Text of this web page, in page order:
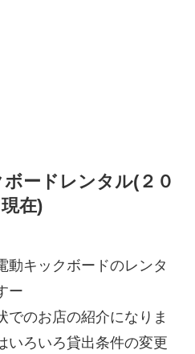
ードレンタル(２０
在)
動キックボードのレンタ
ー
でのお店の紹介になりま
いろいろ貸出条件の変更